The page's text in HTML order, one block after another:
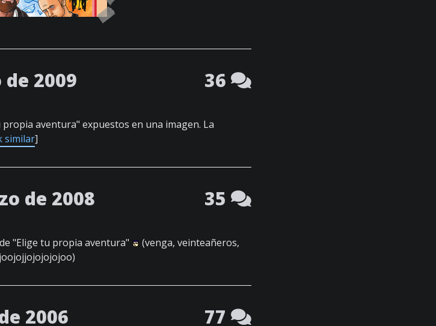
2009 36
aventura" expuestos en una imagen. La
similar]
de 2008 35
"Elige tu propia aventura"
(venga, veinteañeros,
2006 77